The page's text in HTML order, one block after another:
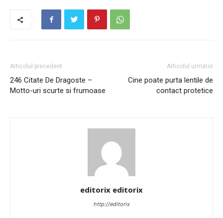
Articolul precedent
246 Citate De Dragoste –
Motto-uri scurte si frumoase
Articolul următor
Cine poate purta lentile de
contact protetice
editorix editorix
http://editorix